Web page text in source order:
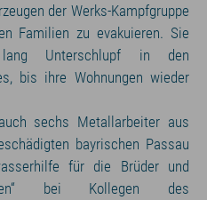
der Werks-Kampfgruppe
Familien zu evakuieren. Sie
Unterschlupf in den
bis ihre Wohnungen wieder
sechs Metallarbeiter aus
bayrischen Passau
für die Brüder und
bei Kollegen des